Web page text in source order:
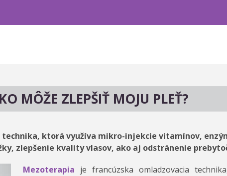
MÔŽE ZLEPŠIŤ MOJU PLEŤ?
ktorá využíva mikro-injekcie vitamínov,
zlepšenie kvality vlasov, ako aj odstránenie
Mezoterapia je francúzska omladzovacia